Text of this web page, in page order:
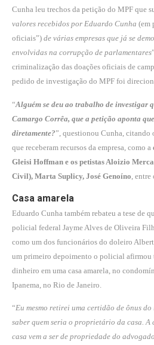
Cunha leu trechos da petição do MPF que
valores recebidos por Eduardo Cunha (em
oficiais”) de várias empresas que já se
envolvidas na corrupção de parlamentares
criminalização das doações oficiais de
pedido de investigação do MPF foi
“Alguém se deu ao trabalho de investigar
Camargo Corrêa, que a petição aponta
diretamente?”, questionou Cunha, citando
que receberam recursos da empresa, como a
Gleisi Hoffman e os petistas Aloizio
Civil), Marta Suplicy, José Genoíno ,
Casa amarela
Eduardo Cunha também rebateu a tese de
policial federal Jayme Alves de Oliveira
como um dos funcionários do doleiro
um primeiro depoimento o policial afirmou
dinheiro em uma casa amarela, no
Ipanema, no Rio de Janeiro.
“Eu mesmo retirei uma certidão de ônus
saber quem seria o proprietário da casa. A
casa vem a ser de propriedade do